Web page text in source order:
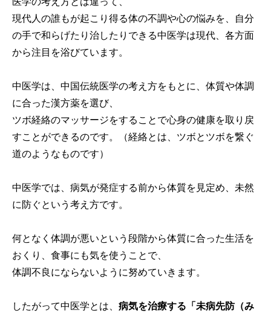
現代人の誰もが起こり得る体の不調や心の悩みを、自分
の手で和らげたり治したりできる中医学は現代、各方面
から注目を浴びています。
中医学は、中国伝統医学の考え方をもとに、体質や体調
に合った漢方薬を選び、
ツボ経絡のマッサージをすることで心身の健康を取り戻
すことができるのです。（経絡とは、ツボとツボを繋ぐ
道のようなものです）
中医学では、病気が発症する前から体質を見定め、未然
に防ぐという考え方です。
何となく体調が悪いという段階から体質に合った生活を
おくり、食事にも気を使うことで、
体調不良にならないように努めていきます。
したがって中医学とは、 病気を治療する「未病先防（み